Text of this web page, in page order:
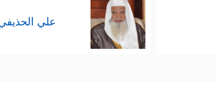
علي